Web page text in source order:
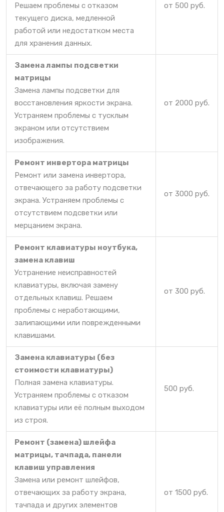
Решаем проблемы с отказом
текущего диска, медленной
работой или недостатком места
для хранения данных.
от 500 руб.
Замена лампы подсветки
матрицы
Замена лампы подсветки для
восстановления яркости экрана.
Устраняем проблемы с тусклым
экраном или отсутствием
изображения.
от 2000 руб.
Ремонт инвертора матрицы
Ремонт или замена инвертора,
отвечающего за работу подсветки
экрана. Устраняем проблемы с
отсутствием подсветки или
мерцанием экрана.
от 3000 руб.
Ремонт клавиатуры ноутбука,
замена клавиш
Устранение неисправностей
клавиатуры, включая замену
отдельных клавиш. Решаем
проблемы с неработающими,
залипающими или поврежденными
клавишами.
от 300 руб.
Замена клавиатуры (без
стоимости клавиатуры)
Полная замена клавиатуры.
Устраняем проблемы с отказом
клавиатуры или её полным выходом
из строя.
500 руб.
Ремонт (замена) шлейфа
матрицы, тачпада, панели
клавиш управления
Замена или ремонт шлейфов,
отвечающих за работу экрана,
тачпада и других элементов
от 1500 руб.